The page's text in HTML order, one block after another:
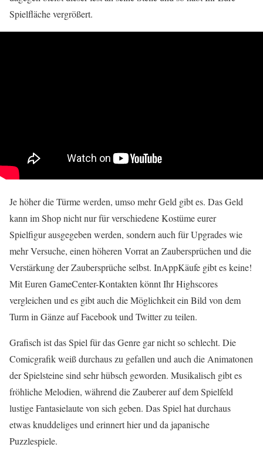
Spielfläche vergrößert.
Je höher die Türme werden, umso mehr Geld gibt es. Das Geld
kann im Shop nicht nur für verschiedene Kostüme eurer
Spielfigur ausgegeben werden, sondern auch für Upgrades wie
mehr Versuche, einen höheren Vorrat an Zaubersprüchen und die
Verstärkung der Zaubersprüche selbst. InAppKäufe gibt es keine!
Mit Euren GameCenter-Kontakten könnt Ihr Highscores
vergleichen und es gibt auch die Möglichkeit ein Bild von dem
Turm in Gänze auf Facebook und Twitter zu teilen.
Grafisch ist das Spiel für das Genre gar nicht so schlecht. Die
Comicgrafik weiß durchaus zu gefallen und auch die Animatonen
der Spielsteine sind sehr hübsch geworden. Musikalisch gibt es
fröhliche Melodien, während die Zauberer auf dem Spielfeld
lustige Fantasielaute von sich geben. Das Spiel hat durchaus
etwas knuddeliges und erinnert hier und da japanische
Puzzlespiele.